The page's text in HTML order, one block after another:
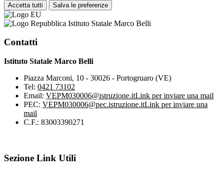
Accetta tutti Salva le preferenze
Istituto Statale Marco Belli
Contatti
Istituto Statale Marco Belli
Piazza Marconi, 10 - 30026 - Portogruaro (VE)
Tel: 0421 73102
Email: VEPM030006@istruzione.itLink per inviare una mail
PEC: VEPM030006@pec.istruzione.itLink per inviare una
mail
C.F.: 83003390271
Sezione Link Utili